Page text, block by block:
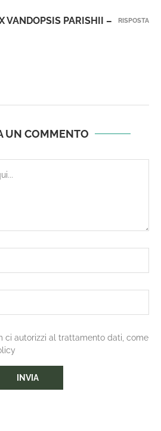
VANDOPSIS PARISHII –
RISPOSTA
UN COMMENTO
ci autorizzi al trattamento dati, come